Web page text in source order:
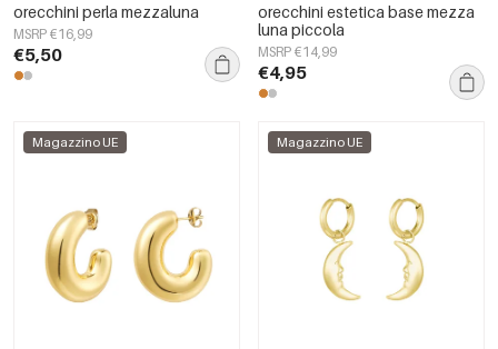
orecchini perla mezzaluna
MSRP €16,99
€5,50
orecchini estetica base mezza
luna piccola
MSRP €14,99
€4,95
Magazzino UE Magazzino UE